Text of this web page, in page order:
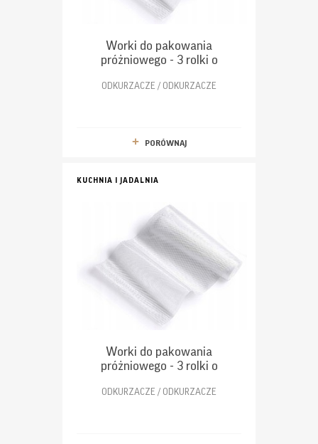
Worki do pakowania
próżniowego - 3 rolki o
ODKURZACZE / ODKURZACZE
PORÓWNAJ
KUCHNIA I JADALNIA
Worki do pakowania
próżniowego - 3 rolki o
ODKURZACZE / ODKURZACZE